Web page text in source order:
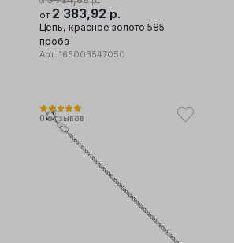
от 2 383,92 р.
Цепь, красное золото 585
проба
Арт. 165003547050
0 отзывов